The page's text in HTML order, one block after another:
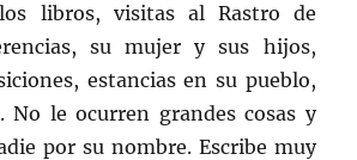
libros, visitas al Rastro de
su mujer y sus hijos,
estancias en su pueblo,
No le ocurren grandes cosas y
por su nombre. Escribe muy